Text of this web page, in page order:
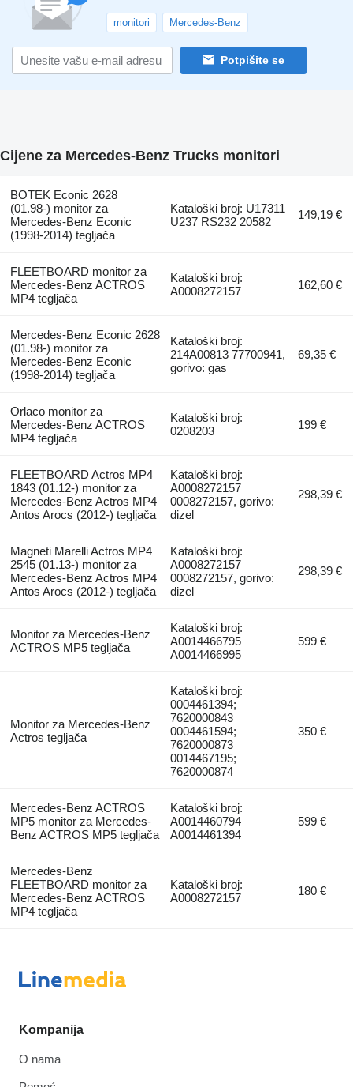
monitori Mercedes-Benz
Potpišite se
Cijene za Mercedes-Benz Trucks monitori
BOTEK Econic 2628
(01.98-) monitor za
Mercedes-Benz Econic
(1998-2014) tegljača
Kataloški broj: U17311
U237 RS232 20582
149,19 €
FLEETBOARD monitor za
Mercedes-Benz ACTROS
MP4 tegljača
Kataloški broj:
A0008272157
162,60 €
Mercedes-Benz Econic 2628
(01.98-) monitor za
Mercedes-Benz Econic
(1998-2014) tegljača
Kataloški broj:
214A00813 77700941,
gorivo: gas
69,35 €
Orlaco monitor za
Mercedes-Benz ACTROS
MP4 tegljača
Kataloški broj:
0208203
199 €
FLEETBOARD Actros MP4
1843 (01.12-) monitor za
Mercedes-Benz Actros MP4
Antos Arocs (2012-) tegljača
Kataloški broj:
A0008272157
0008272157, gorivo:
dizel
298,39 €
Magneti Marelli Actros MP4
2545 (01.13-) monitor za
Mercedes-Benz Actros MP4
Antos Arocs (2012-) tegljača
Kataloški broj:
A0008272157
0008272157, gorivo:
dizel
298,39 €
Monitor za Mercedes-Benz
ACTROS MP5 tegljača
Kataloški broj:
A0014466795
A0014466995
599 €
Monitor za Mercedes-Benz
Actros tegljača
Kataloški broj:
0004461394;
7620000843
0004461594;
7620000873
0014467195;
7620000874
350 €
Mercedes-Benz ACTROS
MP5 monitor za Mercedes-
Benz ACTROS MP5 tegljača
Kataloški broj:
A0014460794
A0014461394
599 €
Mercedes-Benz
FLEETBOARD monitor za
Mercedes-Benz ACTROS
MP4 tegljača
Kataloški broj:
A0008272157
180 €
Kompanija
O nama